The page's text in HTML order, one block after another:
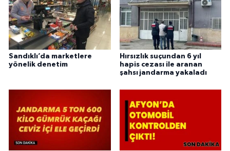
Sandıklı’da marketlere
yönelik denetim
Hırsızlık suçundan 6 yıl
hapis cezası ile aranan
şahsı jandarma yakaladı